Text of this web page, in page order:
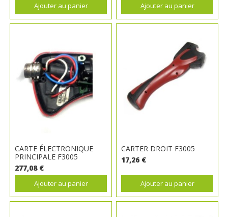
Ajouter au panier Ajouter au panier
CARTE ÉLECTRONIQUE
PRINCIPALE F3005
277,08 €
Ajouter au panier
CARTER DROIT F3005
17,26 €
Ajouter au panier